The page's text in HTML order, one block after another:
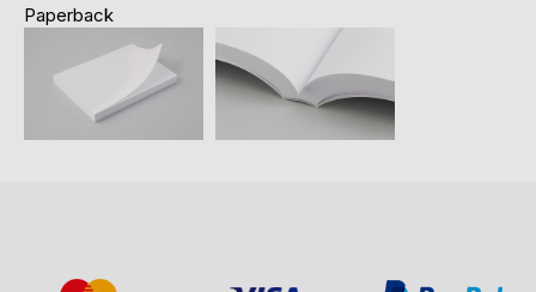
Paperback